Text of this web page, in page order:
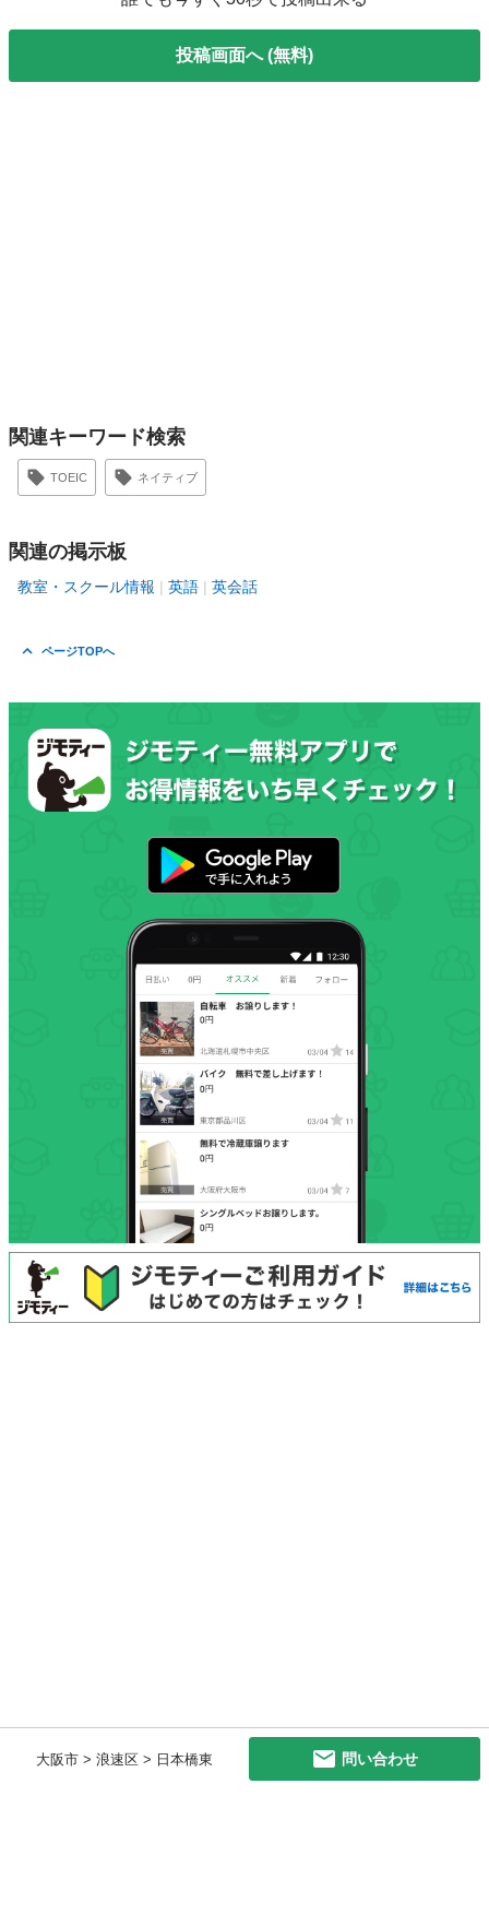
大阪市 > 浪速区 > 日本橋東 問い合わせ
投稿画面へ (無料)
関連キーワード検索
TOEIC ネイティブ
関連の掲示板
教室・スクール情報 英語 英会話
ページTOPへ